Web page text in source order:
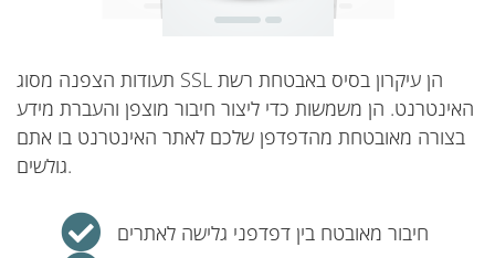
תעודות הצפנה מסוג SSL הן עיקרון בסיס באבטחת רשת
האינטרנט. הן משמשות כדי ליצור חיבור מוצפן והעברת מידע
בצורה מאובטחת מהדפדפן שלכם לאתר האינטרנט בו אתם
גולשים.
חיבור מאובטח בין דפדפני גלישה לאתרים